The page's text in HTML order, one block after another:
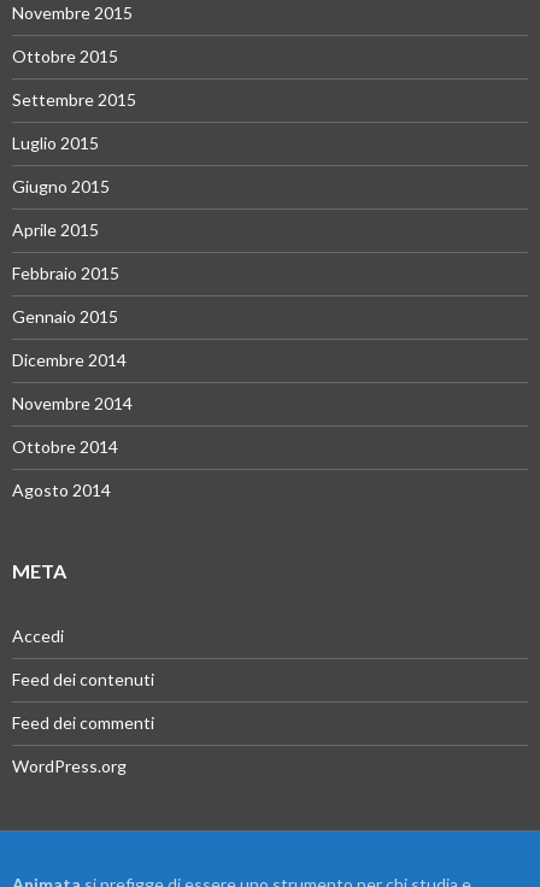
Novembre 2015
Ottobre 2015
Settembre 2015
Luglio 2015
Giugno 2015
Aprile 2015
Febbraio 2015
Gennaio 2015
Dicembre 2014
Novembre 2014
Ottobre 2014
Agosto 2014
META
Accedi
Feed dei contenuti
Feed dei commenti
WordPress.org